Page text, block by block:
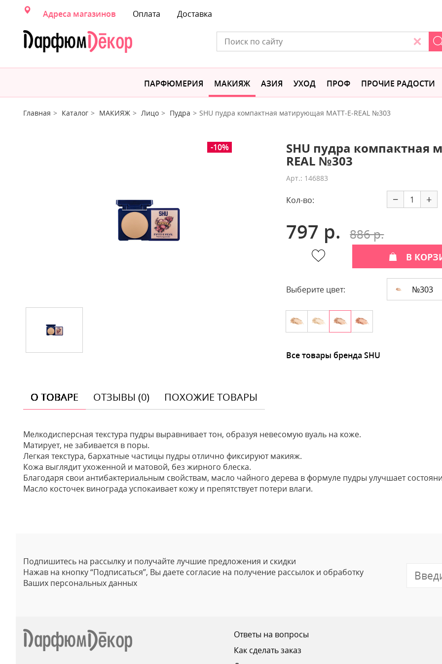
Адреса магазинов Оплата Доставка
ПАРФЮМЕРИЯ МАКИЯЖ АЗИЯ УХОД ПРОФ ПРОЧИЕ РАДОСТИ
Главная Каталог МАКИЯЖ Лицо Пудра SHU пудра компактная матирующая MATT-E-REAL №303
-10% SHU пудра компактная
REAL №303
Арт.: 146883
Кол-во: − +
797 р. 886 р.
В
Выберите цвет: №303
Все товары бренда SHU
О ТОВАРЕ ОТЗЫВЫ (0) ПОХОЖИЕ ТОВАРЫ
Мелкодисперсная текстура пудры выравнивает тон, образуя невесомую вуаль на коже.
Матирует, не забивается в поры.
Легкая текстура, бархатные частицы пудры отлично фиксируют макияж.
Кожа выглядит ухоженной и матовой, без жирного блеска.
Благодаря свои антибактериальным свойствам, масло чайного дерева в формуле пудры улучшает
Масло косточек винограда успокаивает кожу и препятствует потери влаги.
Подпишитесь на рассылку и получайте лучшие предложения и скидки
Нажав на кнопку “Подписаться”, Вы даете согласие на получение рассылок и обработку
Ваших персональных данных
Ответы на вопросы
Как сделать заказ